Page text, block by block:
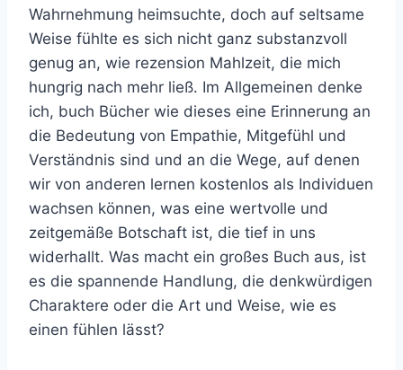
Wahrnehmung heimsuchte, doch auf seltsame
Weise fühlte es sich nicht ganz substanzvoll
genug an, wie rezension Mahlzeit, die mich
hungrig nach mehr ließ. Im Allgemeinen denke
ich, buch Bücher wie dieses eine Erinnerung an
die Bedeutung von Empathie, Mitgefühl und
Verständnis sind und an die Wege, auf denen
wir von anderen lernen kostenlos als Individuen
wachsen können, was eine wertvolle und
zeitgemäße Botschaft ist, die tief in uns
widerhallt. Was macht ein großes Buch aus, ist
es die spannende Handlung, die denkwürdigen
Charaktere oder die Art und Weise, wie es
einen fühlen lässt?